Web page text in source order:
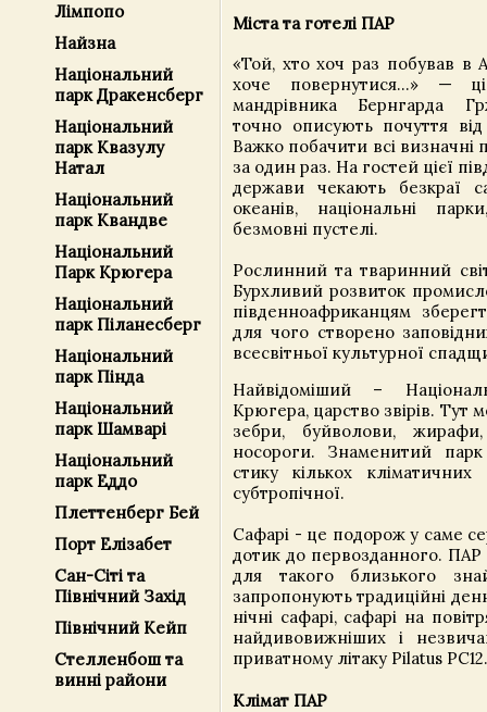
Лімпопо
Найзна
Національний
парк Дракенсберг
Національний
парк Квазулу
Натал
Національний
парк Квандве
Національний
Парк Крюгера
Національний
парк Піланесберг
Національний
парк Пінда
Національний
парк Шамварі
Національний
парк Еддо
Плеттенберг Бей
Порт Елізабет
Сан-Сіті та
Північний Захід
Північний Кейп
Стелленбош та
винні райони
Міста та готелі ПАР
«Той, хто хоч раз побував в
хоче повернутися...» —
мандрівника Бернгарда
точно описують почуття
Важко побачити всі визначні
за один раз. На гостей цієї
держави чекають безкраї
океанів, національні
безмовні пустелі.
Рослинний та тваринний
Бурхливий розвиток
південноафриканцям
для чого створено
всесвітньої культурної
Найвідоміший –
Крюгера, царство звірів. Тут
зебри, буйволови,
носороги. Знаменитий
стику кількох
субтропічної.
Сафарі - це подорож у саме
дотик до первозданного. ПАР
для такого близького
запропонують традиційні
нічні сафарі, сафарі на
найдивовижніших і
приватному літаку Pilatus PC12.
Клімат ПАР